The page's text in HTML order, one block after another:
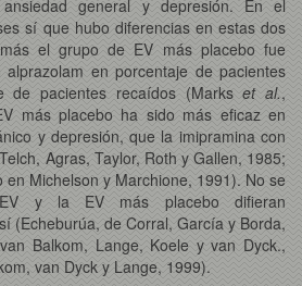
ansiedad general y depresión. En el
sí que hubo diferencias en estas dos
el grupo de EV más placebo fue
en porcentaje de pacientes
de pacientes recaídos (Markset al.,
más placebo ha sido más eficaz en
y depresión, que la imipramina con
Agras, Taylor, Roth y Gallen, 1985;
en Michelson y Marchione, 1991). No se
y la EV más placebo difieran
(Echeburúa, de Corral, García y Borda,
Balkom, Lange, Koele y van Dyck.,
van Dyck y Lange, 1999).